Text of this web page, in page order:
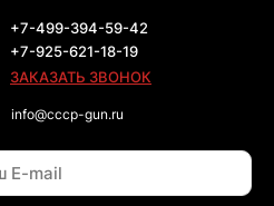
+7-499-394-59-42
+7-925-621-18-19
ЗАКАЗАТЬ ЗВОНОК
info@cccp-gun.ru